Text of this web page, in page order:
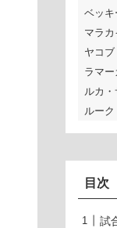
ベッキ
マラ
ヤコ
ラマ
ルカ
ルー
目次
試